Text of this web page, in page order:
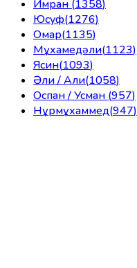
Имран (1358)
Юсуф(1276)
Омар(1135)
Мұхамедәли(1123)
Ясин(1093)
Әли / Али(1058)
Оспан / Усман (957)
Нұрмұхаммед(947)